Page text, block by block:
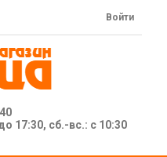
17:30, сб.-вс.: с 10:30
Войти